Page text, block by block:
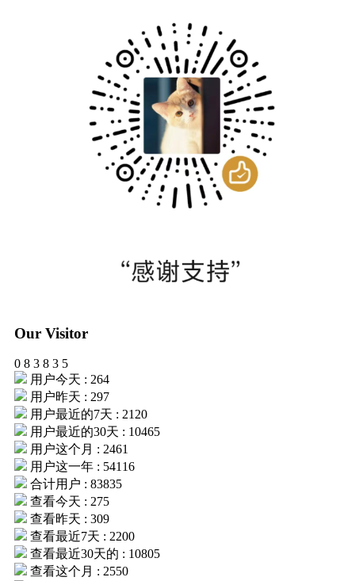
Our Visitor
0 8 3 8 3 5
用户今天 : 264
用户昨天 : 297
用户最近的7天 : 2120
用户最近的30天 : 10465
用户这个月 : 2461
用户这一年 : 54116
合计用户 : 83835
查看今天 : 275
查看昨天 : 309
查看最近7天 : 2200
查看最近30天的 : 10805
查看这个月 : 2550